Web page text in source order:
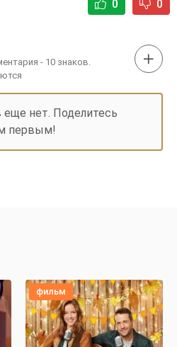
0 0
- 10 знаков.
нет. Поделитесь
первым!
фильм